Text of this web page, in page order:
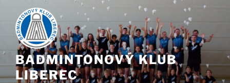
content
BADMINTONOVÝ KLUB
LIBEREC